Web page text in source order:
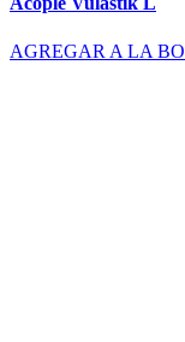
AGREGAR A LA